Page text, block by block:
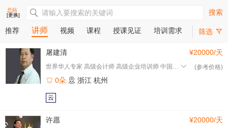
总站
[更换]
搜索
筛选
推荐 讲师 视频 课程 授课见证 培训需求
屠建清
世界华人专家 高级会计师 高级企业培训师 中国品牌讲师
0朵 浙江 杭州
¥20000/天
(参考价格)
云
许愿 ¥20000/天